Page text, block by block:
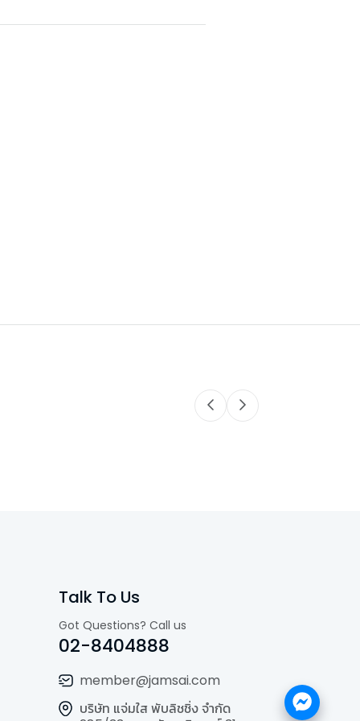
Talk To Us
Got Questions? Call us
02-8404888
member@jamsai.com
บริษัท แจ่มใส พับลิชชิ่ง จำกัด